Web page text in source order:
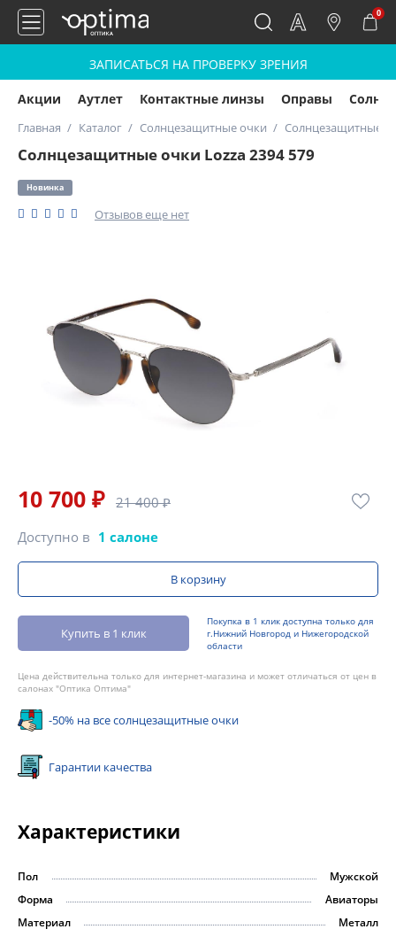
0
ЗАПИСАТЬСЯ НА ПРОВЕРКУ ЗРЕНИЯ
Акции Аутлет Контактные линзы Оправы
Главная Каталог Солнцезащитные очки Солнцезащитные
Солнцезащитные очки Lozza 2394 579
Новинка
Отзывов еще нет
10 700 ₽ 21 400 ₽
Доступно в 1 салоне
В корзину
Купить в 1 клик
Покупка в 1 клик доступна только для
г.Нижний Новгород и Нижегородской
области
Цена действительна только для интернет-магазина и может отличаться от цен в
салонах "Оптика Оптима"
-50% на все солнцезащитные очки
Гарантии качества
Характеристики
Пол
Мужской
Форма
Авиаторы
Материал
Металл